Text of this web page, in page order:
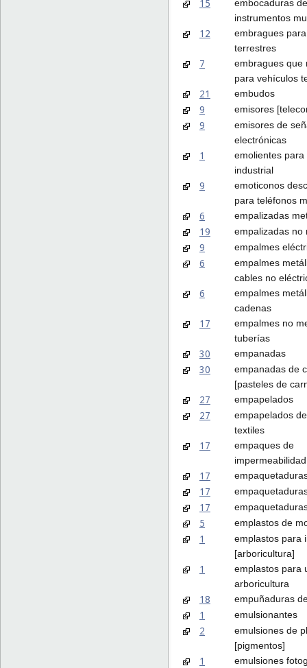
15
embocaduras de
instrumentos
12
embragues
terrestres
7
embragues que
para vehículos
21 embudos
9 emisores
9
emisores de
electrónicas
1
emolientes para
industrial
9
emoticonos
para teléfonos
6 empalizadas
19 empalizadas no
9 empalmes
6
empalmes
cables no
6
empalmes
cadenas
17
empalmes no
tuberías
30 empanadas
30
empanadas de
[pasteles de
27 empapelados
27
empapelados
textiles
17
empaques de
impermeabilidad
17
17
17
5 emplastos de
1
emplastos para
[arboricultura]
1
emplastos para
arboricultura
18 empuñaduras
1 emulsionantes
2
emulsiones de
[pigmentos]
1 emulsiones